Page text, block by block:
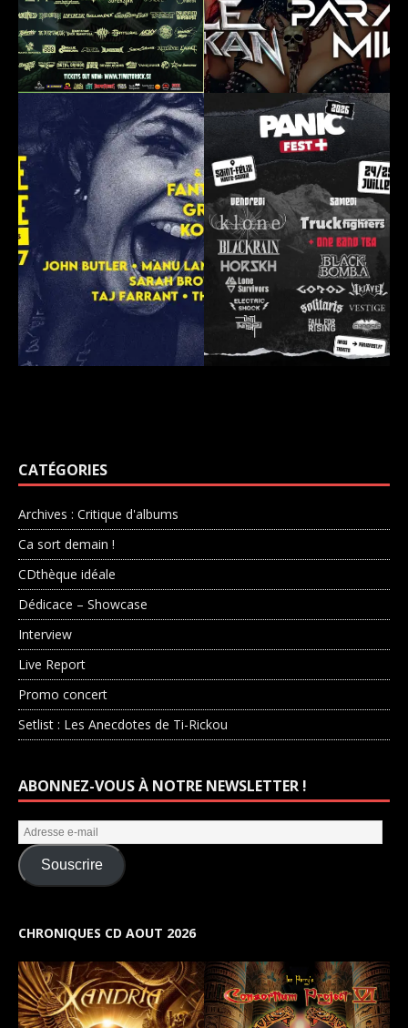
CATÉGORIES
Archives : Critique d'albums
Ca sort demain !
CDthèque idéale
Dédicace – Showcase
Interview
Live Report
Promo concert
Setlist : Les Anecdotes de Ti-Rickou
ABONNEZ-VOUS À NOTRE NEWSLETTER !
Souscrire
CHRONIQUES CD AOUT 2026